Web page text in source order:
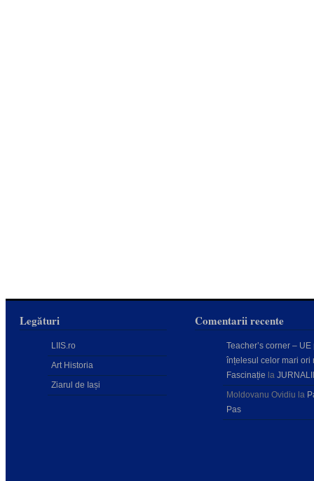
Legături
LIIS.ro
Art Historia
Ziarul de Iași
Comentarii recente
Teacher’s corner – UE
înțelesul celor mari ori
Fascinație la
Moldovanu Ovidiu la
Pas